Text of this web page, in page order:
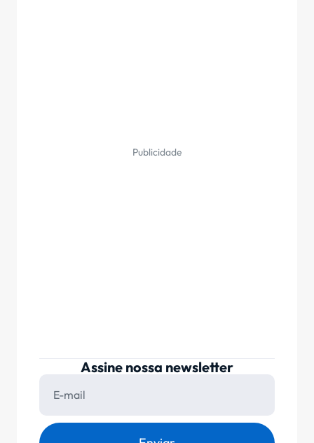
Publicidade
Assine nossa newsletter